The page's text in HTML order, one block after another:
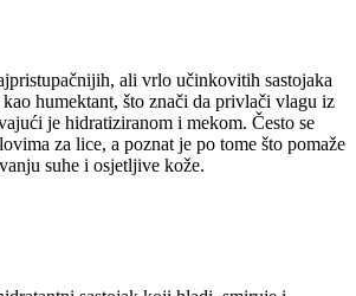
ali vrlo učinkovitih sastojaka
humektant, što znači da privlači vlagu iz
je hidratiziranom i mekom. Često se
za lice, a poznat je po tome što pomaže
suhe i osjetljive kože.